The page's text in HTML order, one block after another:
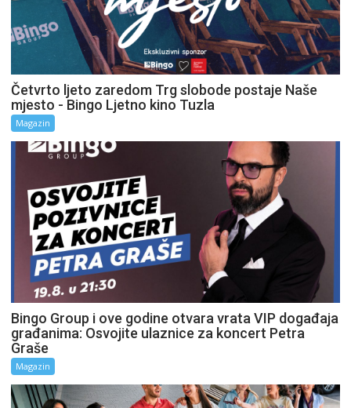
Četvrto ljeto zaredom Trg slobode postaje Naše
mjesto - Bingo Ljetno kino Tuzla
Magazin
Bingo Group i ove godine otvara vrata VIP događaja
građanima: Osvojite ulaznice za koncert Petra
Graše
Magazin